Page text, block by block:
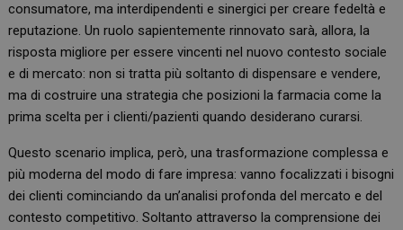
consumatore, ma interdipendenti e sinergici per creare fedeltà e
reputazione. Un ruolo sapientemente rinnovato sarà, allora, la
risposta migliore per essere vincenti nel nuovo contesto sociale
e di mercato: non si tratta più soltanto di dispensare e vendere,
ma di costruire una strategia che posizioni la farmacia come la
prima scelta per i clienti/pazienti quando desiderano curarsi.
Questo scenario implica, però, una trasformazione complessa e
più moderna del modo di fare impresa: vanno focalizzati i bisogni
dei clienti cominciando da un’analisi profonda del mercato e del
contesto competitivo. Soltanto attraverso la comprensione dei